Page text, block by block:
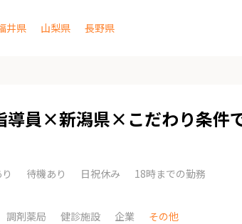
井県 山梨県 長野県
導員×新潟県×こだわり条件
待機あり 日祝休み
18時までの勤務
調剤薬局 健診施設 企業 その他